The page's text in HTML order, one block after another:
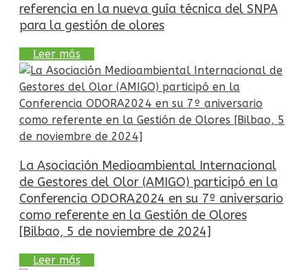
referencia en la nueva guía técnica del SNPA
para la gestión de olores
Leer más
La Asociación Medioambiental Internacional
de Gestores del Olor (AMIGO) participó en la
Conferencia ODORA2024 en su 7º aniversario
como referente en la Gestión de Olores
[Bilbao, 5 de noviembre de 2024]
Leer más